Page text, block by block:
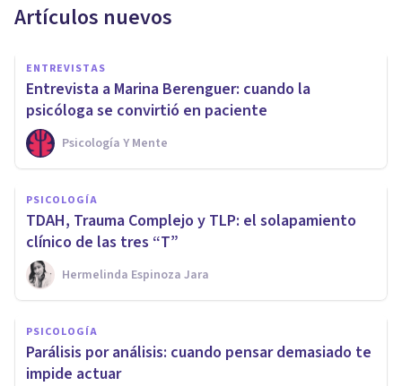
Artículos nuevos
ENTREVISTAS
Entrevista a Marina Berenguer: cuando la
psicóloga se convirtió en paciente
Psicología Y Mente
PSICOLOGÍA
TDAH, Trauma Complejo y TLP: el solapamiento
clínico de las tres “T”
Hermelinda Espinoza Jara
PSICOLOGÍA
Parálisis por análisis: cuando pensar demasiado te
impide actuar